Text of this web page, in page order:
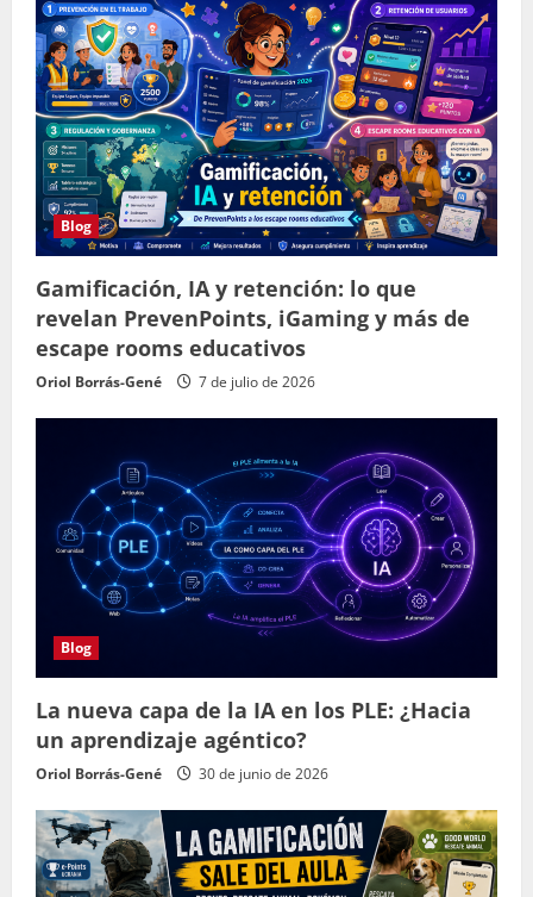
Blog
Gamificación, IA y retención: lo que
revelan PrevenPoints, iGaming y más de
escape rooms educativos
Oriol Borrás-Gené 7 de julio de 2026
Blog
La nueva capa de la IA en los PLE: ¿Hacia
un aprendizaje agéntico?
Oriol Borrás-Gené 30 de junio de 2026